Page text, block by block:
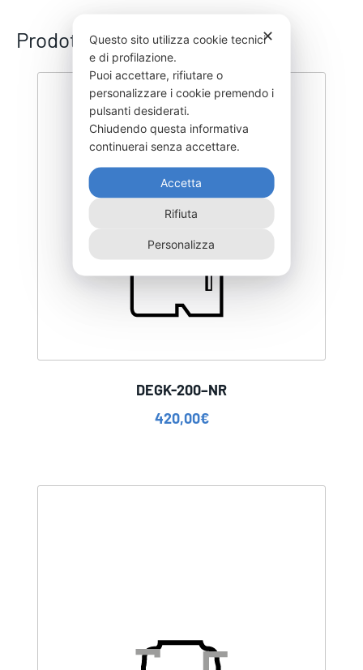
Prodotti correlati
DEGK-200–NR
420,00€
✕
Questo sito utilizza cookie tecnici
e di profilazione.
Puoi accettare, rifiutare o
personalizzare i cookie premendo i
pulsanti desiderati.
Chiudendo questa informativa
continuerai senza accettare.
Accetta
Rifiuta
Personalizza